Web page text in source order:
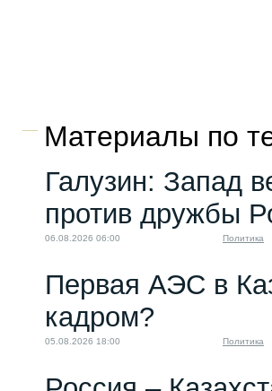
Материалы по
Галузин: Запад
против дружбы
06.08.2026 06:00 Политика
Первая АЭС в
кадром?
05.08.2026 18:00 Политика